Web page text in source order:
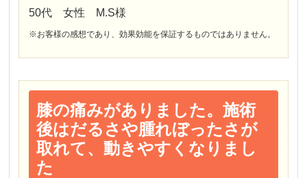
50代 女性 M.S様
※お客様の感想であり、効果効能を保証するものではありません。
膝の痛みがありました。施術
後はだるさや腫れぼったさが
取れて、動きやすくなりまし
た